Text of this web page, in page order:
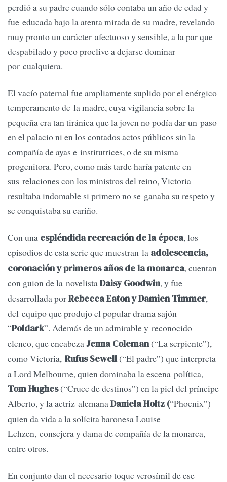
perdió a su padre cuando sólo contaba un año de edad y
fue educada bajo la atenta mirada de su madre, revelando
muy pronto un carácter afectuoso y sensible, a la par que
despabilado y poco proclive a dejarse dominar
por cualquiera.
El vacío paternal fue ampliamente suplido por el enérgico
temperamento de la madre, cuya vigilancia sobre la
pequeña era tan tiránica que la joven no podía dar un paso
en el palacio ni en los contados actos públicos sin la
compañía de ayas e institutrices, o de su misma
progenitora. Pero, como más tarde haría patente en
sus relaciones con los ministros del reino, Victoria
resultaba indomable si primero no se ganaba su respeto y
se conquistaba su cariño.
Con una espléndida recreación de la época, los
episodios de esta serie que muestran la adolescencia,
coronación y primeros años de la monarca, cuentan
con guion de la novelistaDaisy Goodwin, y fue
desarrollada porRebecca Eaton y Damien Timmer,
del equipo que produjo el popular drama sajón
“Poldark”. Además de un admirable y reconocido
elenco, que encabezaJenna Coleman(“La serpiente”),
como Victoria, Rufus Sewell(“El padre”) que interpreta
a Lord Melbourne, quien dominaba la escena política,
Tom Hughes(“Cruce de destinos”) en la piel del príncipe
Alberto, y la actriz alemanaDaniela Holtz (“Phoenix”)
quien da vida a la solícita baronesa Louise
Lehzen, consejera y dama de compañía de la monarca,
entre otros.
En conjunto dan el necesario toque verosímil de ese